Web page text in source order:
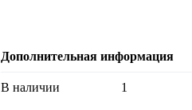
Дополнительная информация
В наличии 1